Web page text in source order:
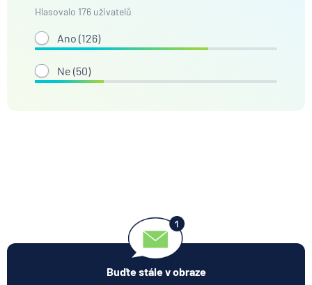
Hlasovalo 176 uživatelů
Ano ( 126)
Ne (50)
Buďte stále v obraze